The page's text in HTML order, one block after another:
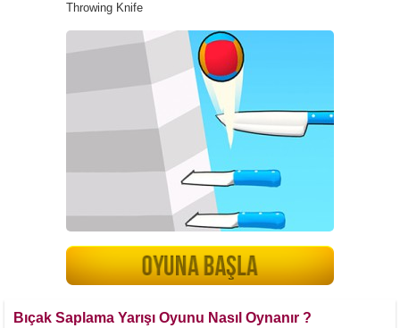
Throwing Knife
Bıçak Saplama Yarışı Oyunu Nasıl Oynanır ?